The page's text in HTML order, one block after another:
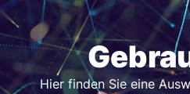
Skip
the
content
Hier finden Sie eine